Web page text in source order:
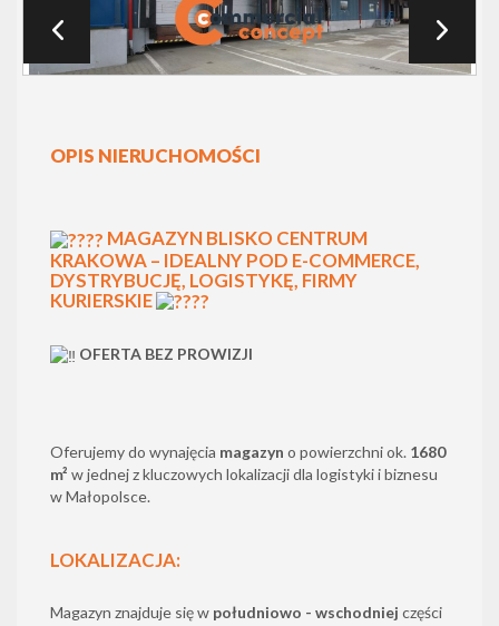
OPIS NIERUCHOMOŚCI
MAGAZYN BLISKO CENTRUM
KRAKOWA – IDEALNY POD E-COMMERCE,
DYSTRYBUCJĘ, LOGISTYKĘ, FIRMY
KURIERSKIE
OFERTA BEZ PROWIZJI
Oferujemy do wynajęcia magazyn o powierzchni ok. 1680
m² w jednej z kluczowych lokalizacji dla logistyki i biznesu
w Małopolsce.
LOKALIZACJA:
Magazyn znajduje się w południowo - wschodniej części